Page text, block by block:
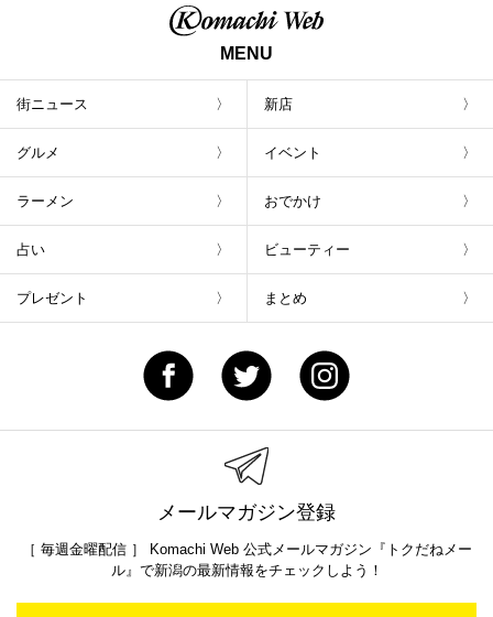
MENU
街ニュース 新店
グルメ イベント
ラーメン おでかけ
占い ビューティー
プレゼント まとめ
メールマガジン登録
［ 毎週金曜配信 ］ Komachi Web 公式メールマガジン『トクだねメー
ル』で新潟の最新情報をチェックしよう！